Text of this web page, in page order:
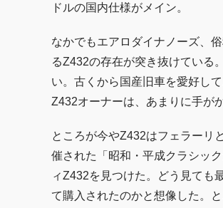
ドルの国内仕様がメイン。
なかでもエアロダイナノーズ、
るZ432の存在が突き抜けている
い。古くから国産旧車を愛好し
Z432オーナーは、あまりに手が
ところが今やZ432はフェラーリ
催された「昭和・平成クラシッ
ィZ432を見つけた。どう見ても
て購入されたのかと想像した。